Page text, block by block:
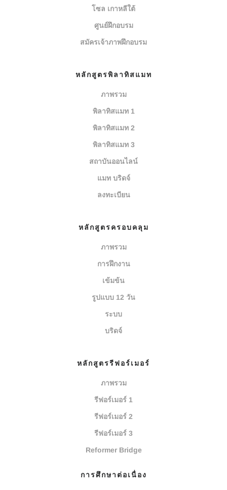
โซล เกาหลีใต้
ศูนย์ฝึกอบรม
สมัครเจ้าภาพฝึกอบรม
หลักสูตรพิลาทิสแมท
ภาพรวม
พิลาทิสแมท 1
พิลาทิสแมท 2
พิลาทิสแมท 3
สถาบันออนไลน์
แมท บริดจ์
ลงทะเบียน
หลักสูตรครอบคลุม
ภาพรวม
การฝึกงาน
เข้มข้น
รูปแบบ 12 วัน
ระบบ
บริดจ์
หลักสูตรรีฟอร์เมอร์
ภาพรวม
รีฟอร์เมอร์ 1
รีฟอร์เมอร์ 2
รีฟอร์เมอร์ 3
Reformer Bridge
การศึกษาต่อเนื่อง